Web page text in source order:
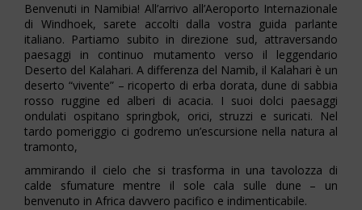
Benvenuti in Namibia! All’arrivo all’Aeroporto Internazionale
di Windhoek, sarete accolti dalla vostra guida parlante
italiano. Partiamo subito in direzione sud, attraversando
paesaggi in continuo mutamento verso il leggendario
Deserto del Kalahari. A differenza del Namib, il Kalahari è un
deserto “vivente” – ricoperto di erba dorata, dune di sabbia
rosso ruggine ed alberi di acacia. I suoi dolci paesaggi
ondulati ospitano springbok, orici, struzzi e suricati. Nel
tardo pomeriggio ci godremo un’escursione nella natura al
tramonto,
ammirando il cielo che si trasforma in una tavolozza di
calde sfumature mentre il sole cala sulle dune – un
benvenuto in Africa davvero pacifico e indimenticabile.